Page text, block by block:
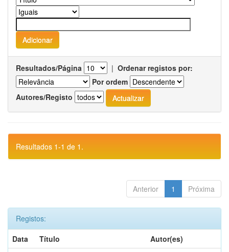
Resultados/Página | Ordenar registos por:
Por ordem
Autores/Registo
Resultados 1-1 de 1.
Anterior 1 Próxima
Registos:
Data
Título
Autor(es)